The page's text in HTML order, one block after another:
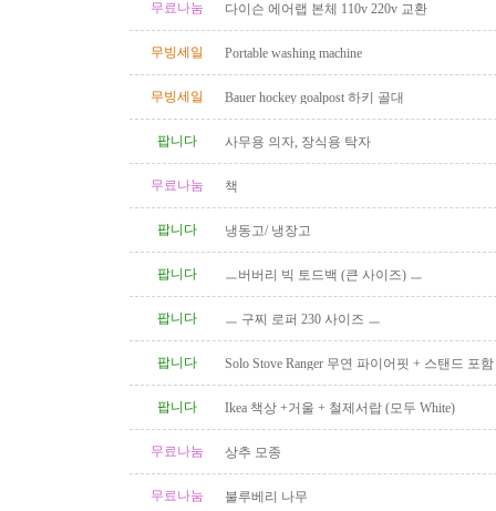
무료나눔 다이슨 에어랩 본체 110v 220v 교환
무빙세일 Portable washing machine
무빙세일 Bauer hockey goalpost 하키 골대
팝니다 사무용 의자, 장식용 탁자
무료나눔 책
팝니다 냉동고/ 냉장고
팝니다 ㅡ버버리 빅 토드백 (큰 사이즈) ㅡ
팝니다 ㅡ 구찌 로퍼 230 사이즈 ㅡ
팝니다
Solo Stove Ranger 무연 파이어핏 + 스탠드 포
팝니다
Ikea 책상 +거울 + 철제서랍 (모두 White)
무료나눔 상추 모종
무료나눔 불루베리 나무